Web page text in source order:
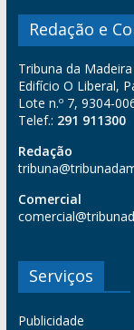
Redação e
Tribuna da Madeira
Edifício O Liberal,
Lote n.º 7, 9304-
Telef.: 291 911300
Redação
Comercial
Serviços
Publicidade